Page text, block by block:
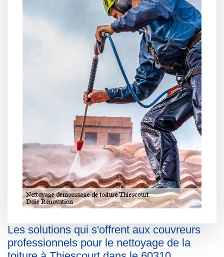
Les solutions qui s'offrent aux couvreurs
professionnels pour le nettoyage de la